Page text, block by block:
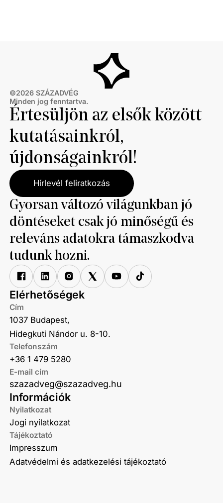
©2026 SZÁZADVÉG
Minden jog fenntartva.
Értesüljön az elsők között
kutatásainkról,
újdonságainkról!
Hírlevél feliratkozás
Gyorsan változó világunkban jó
döntéseket csak jó minőségű és
releváns adatokra támaszkodva
tudunk hozni.
Információk
Nyilatkozat
Jogi nyilatkozat
Tájékoztató
Impresszum
Adatvédelmi és adatkezelési tájékoztató
Elérhetőségek
Cím
1037 Budapest,
Hidegkuti Nándor u. 8-10.
Telefonszám
+36 1 479 5280
E-mail cím
szazadveg@szazadveg.hu